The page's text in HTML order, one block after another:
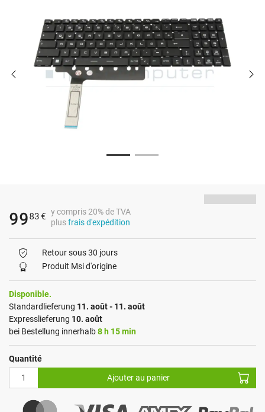
9983 € y compris 20% de TVA
plusfrais d'expédition
Retour sous 30 jours
Produit Msi d'origine
Disponible.
Standardlieferung 11. août - 11. août
Expresslieferung 10. août
bei Bestellung innerhalb8 h 15 min
Quantité
Ajouter au panier